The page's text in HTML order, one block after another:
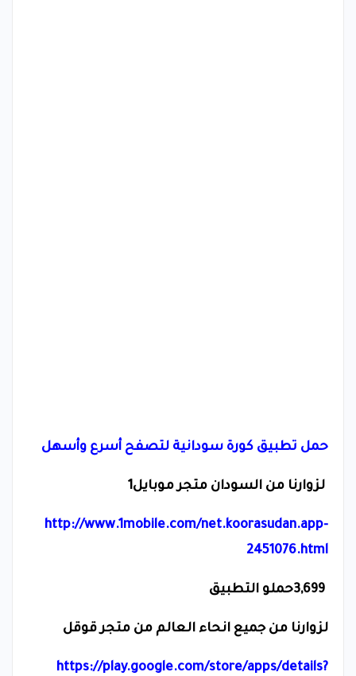
حمل تطبيق كورة سودانية لتصفح أسرع وأسهل
لزوارنا من السودان متجر موبايل1
http://www.1mobile.com/net.koorasudan.app-
2451076.html
3,699حملو التطبيق
لزوارنا من جميع انحاء العالم من متجر قوقل
https://play.google.com/store/apps/details?